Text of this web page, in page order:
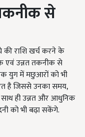
से
की राशि खर्च करने के
एवं उन्नत तकनीक से
युग में मछुआरों को भी
है जिससे उनका समय,
ही उन्नत और आधुनिक
को भी बढ़ा सकेंगे.